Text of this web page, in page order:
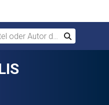
Autor durchsuchen
Suchen